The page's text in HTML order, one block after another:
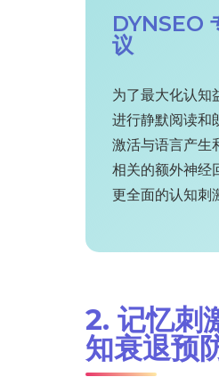
DYNSEO
议
为了最大化认知
进行静默阅读和
激活与语言产生
相关的额外神经
更全面的认知刺
2. 记忆刺
知衰退预